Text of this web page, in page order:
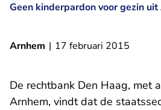
Geen kinderpardon voor gezin
Arnhem | 17 februari 2015
De rechtbank Den Haag, met
Arnhem, vindt dat de